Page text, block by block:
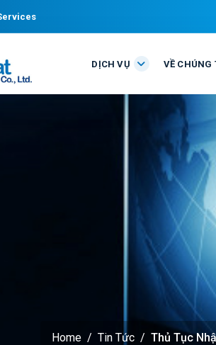
DỊCH VỤ VỀ CHÚNG
Home Tin Tức Thủ Tục